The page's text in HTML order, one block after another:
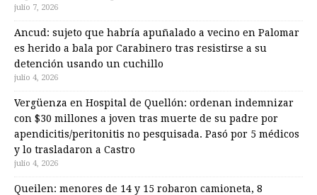
julio 7, 2026
Ancud: sujeto que habría apuñalado a vecino en Palomar
es herido a bala por Carabinero tras resistirse a su
detención usando un cuchillo
julio 4, 2026
Vergüenza en Hospital de Quellón: ordenan indemnizar
con $30 millones a joven tras muerte de su padre por
apendicitis/peritonitis no pesquisada. Pasó por 5 médicos
y lo trasladaron a Castro
julio 4, 2026
Queilen: menores de 14 y 15 robaron camioneta, 8